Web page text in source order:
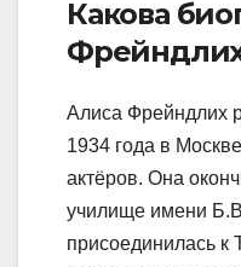
Какова
Алиса Фрейндлих
1934 года в
актёров. Она
училище имени
присоединилась к